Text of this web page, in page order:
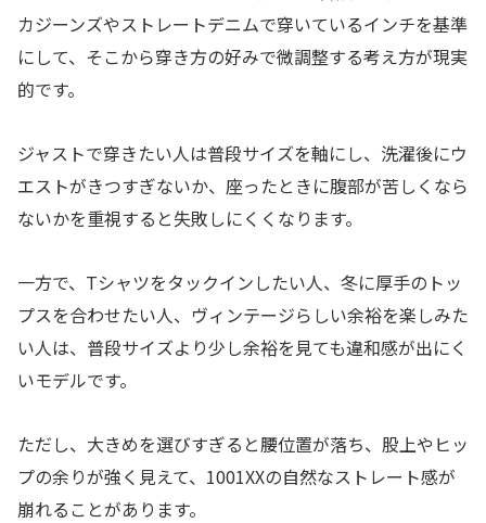
カジーンズやストレートデニムで穿いているインチを基準
にして、そこから穿き方の好みで微調整する考え方が現実
的です。
ジャストで穿きたい人は普段サイズを軸にし、洗濯後にウ
エストがきつすぎないか、座ったときに腹部が苦しくなら
ないかを重視すると失敗しにくくなります。
一方で、Tシャツをタックインしたい人、冬に厚手のトッ
プスを合わせたい人、ヴィンテージらしい余裕を楽しみた
い人は、普段サイズより少し余裕を見ても違和感が出にく
いモデルです。
ただし、大きめを選びすぎると腰位置が落ち、股上やヒッ
プの余りが強く見えて、1001XXの自然なストレート感が
崩れることがあります。